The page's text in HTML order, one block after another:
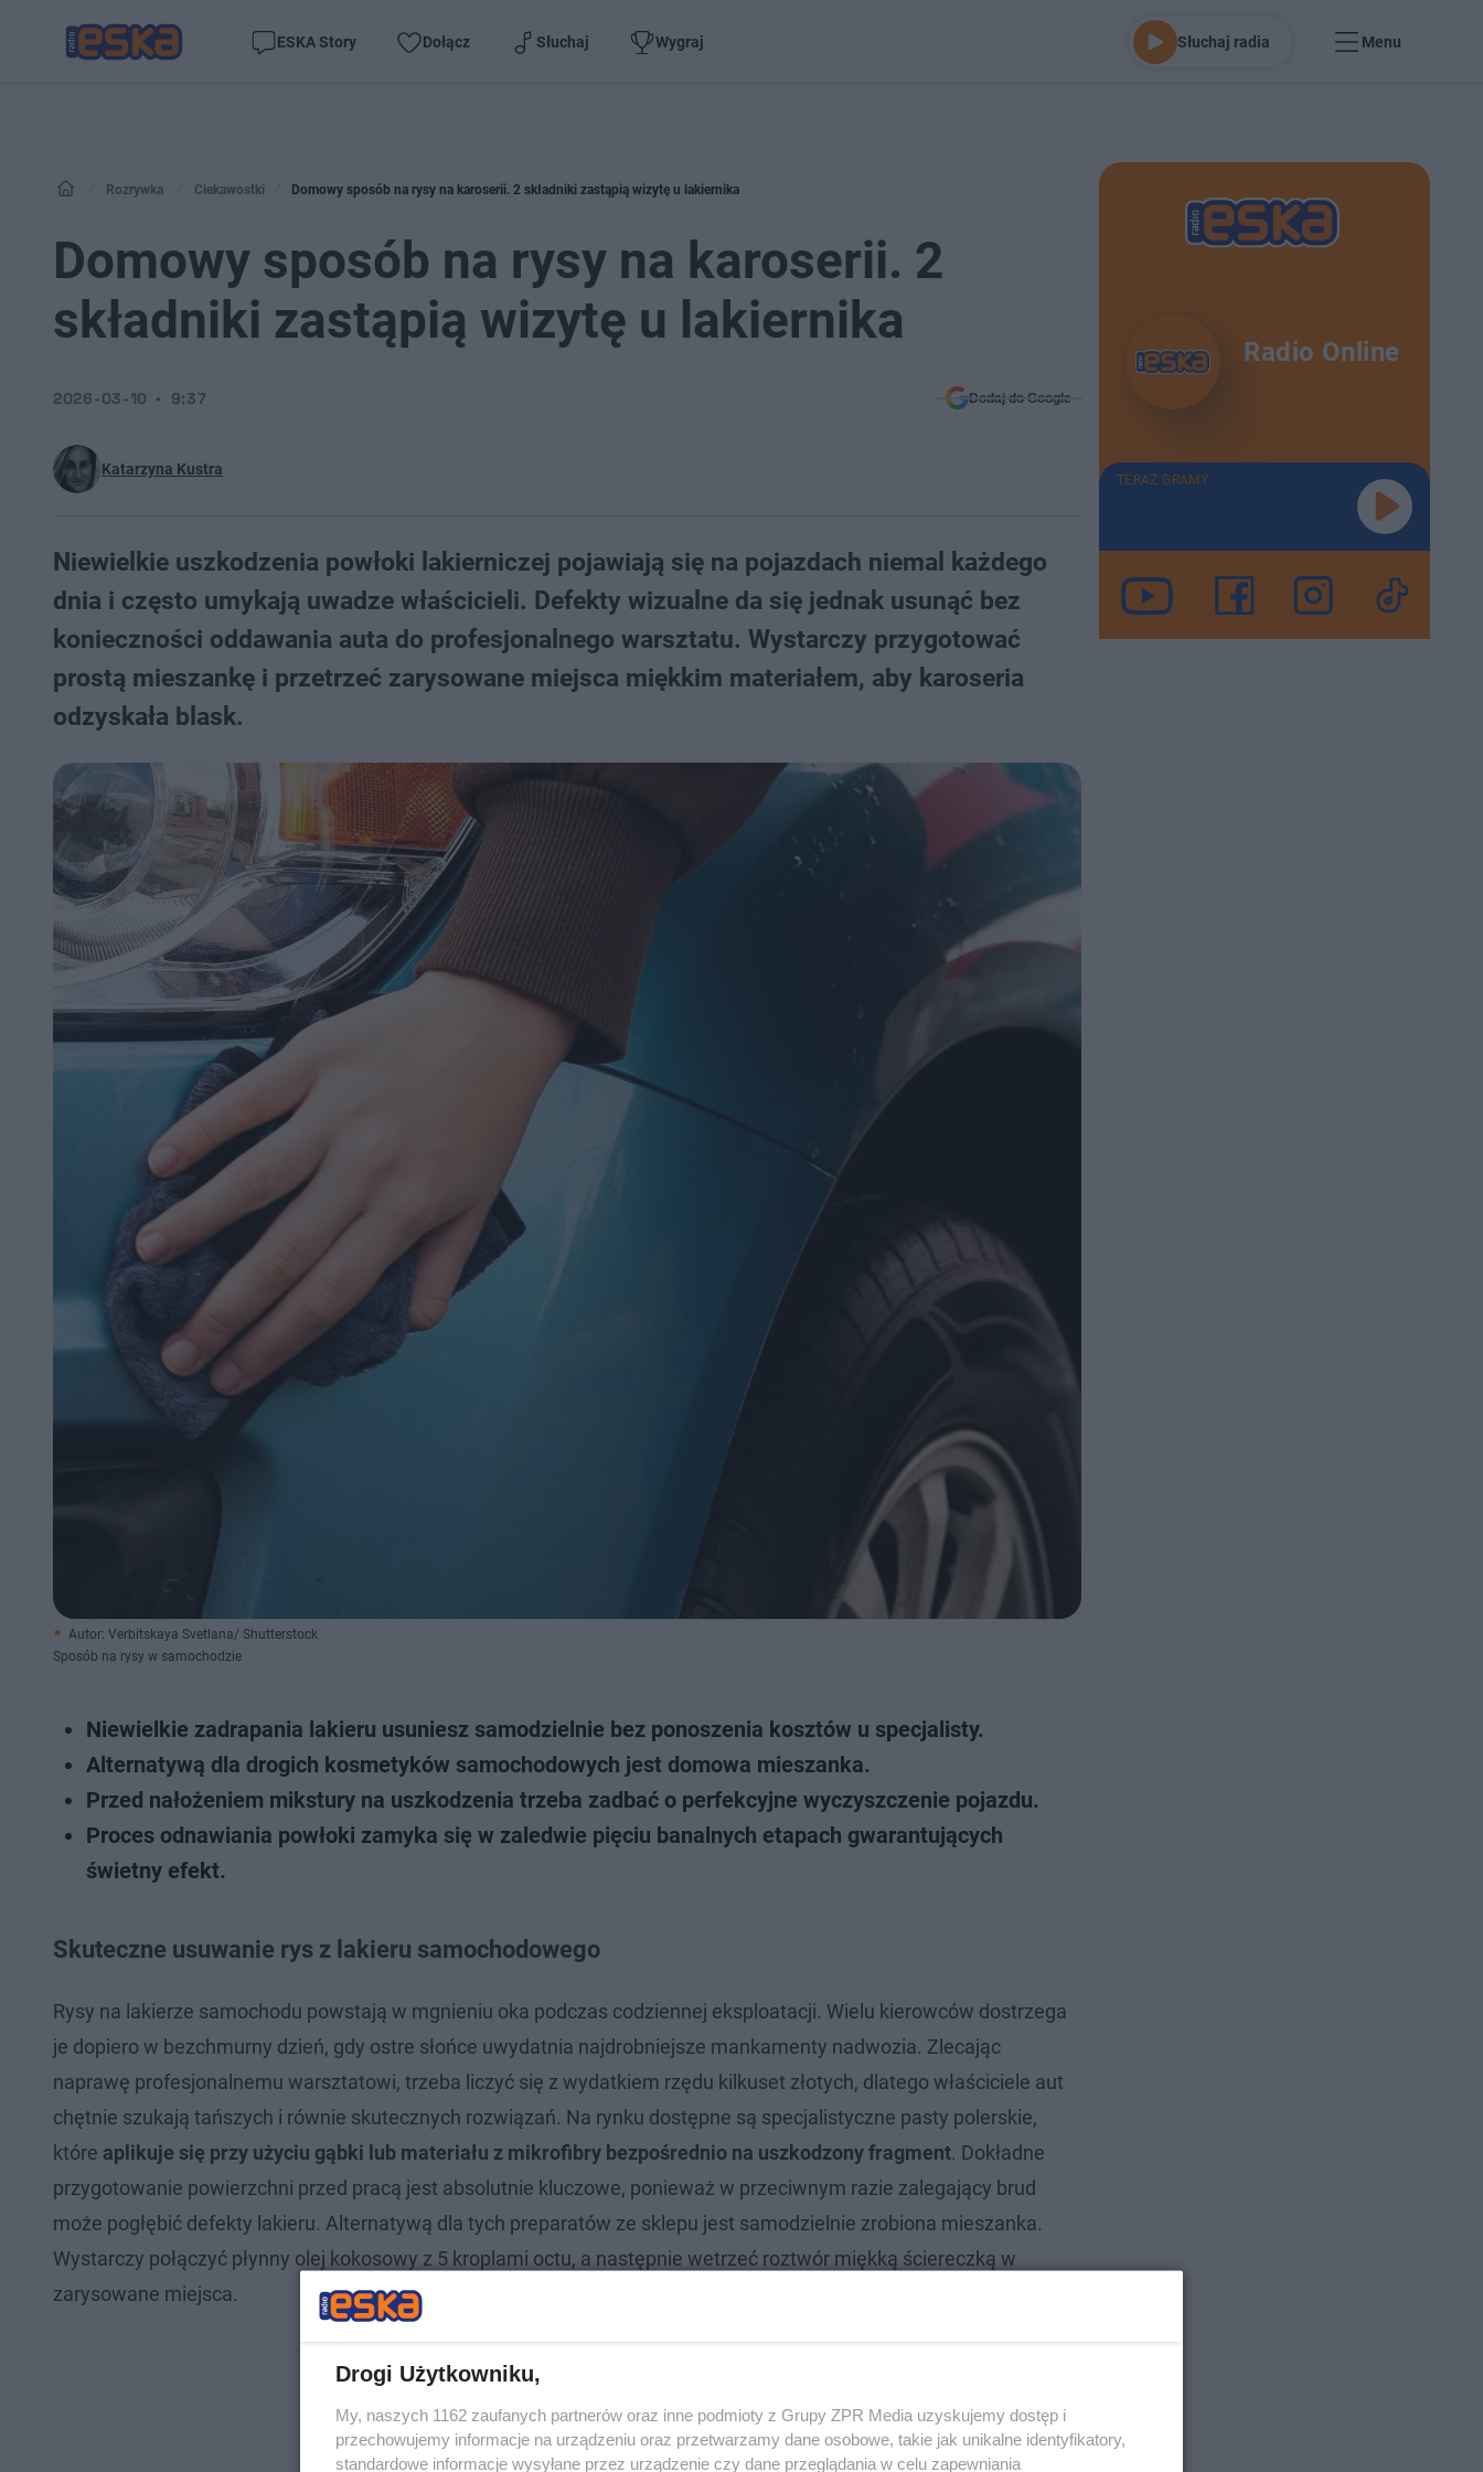
ESKA Story Dołącz Słuchaj Wygraj Słuchaj radia Menu
Rozrywka Ciekawostki Domowy sposób na rysy na karoserii. 2 składniki zastąpią wizytę u lakiernika
Domowy sposób na rysy na karoserii. 2
składniki zastąpią wizytę u lakiernika
Katarzyna Kustra
2026-03-10 9:37 Dodaj do Google
Niewielkie uszkodzenia powłoki lakierniczej pojawiają się na pojazdach niemal każdego
dnia i często umykają uwadze właścicieli. Defekty wizualne da się jednak usunąć bez
konieczności oddawania auta do profesjonalnego warsztatu. Wystarczy przygotować
prostą mieszankę i przetrzeć zarysowane miejsca miękkim materiałem, aby karoseria
odzyskała blask.
Autor: Verbitskaya Svetlana/ Shutterstock
Sposób na rysy w samochodzie
Niewielkie zadrapania lakieru usuniesz samodzielnie bez ponoszenia kosztów u specjalisty.
Alternatywą dla drogich kosmetyków samochodowych jest domowa mieszanka.
Przed nałożeniem mikstury na uszkodzenia trzeba zadbać o perfekcyjne wyczyszczenie pojazdu.
Proces odnawiania powłoki zamyka się w zaledwie pięciu banalnych etapach gwarantujących
świetny efekt.
Skuteczne usuwanie rys z lakieru samochodowego
Rysy na lakierze samochodu powstają w mgnieniu oka podczas codziennej eksploatacji. Wielu kierowców dostrzega
je dopiero w bezchmurny dzień, gdy ostre słońce uwydatnia najdrobniejsze mankamenty nadwozia. Zlecając
naprawę profesjonalnemu warsztatowi, trzeba liczyć się z wydatkiem rzędu kilkuset złotych, dlatego właściciele aut
chętnie szukają tańszych i równie skutecznych rozwiązań. Na rynku dostępne są specjalistyczne pasty polerskie,
które aplikuje się przy użyciu gąbki lub materiału z mikrofibry bezpośrednio na uszkodzony fragment. Dokładne
przygotowanie powierzchni przed pracą jest absolutnie kluczowe, ponieważ w przeciwnym razie zalegający brud
może pogłębić defekty lakieru. Alternatywą dla tych preparatów ze sklepu jest samodzielnie zrobiona mieszanka.
Wystarczy połączyć płynny olej kokosowy z 5 kroplami octu, a następnie wetrzeć roztwór miękką ściereczką w
zarysowane miejsca.
Radio Online
TERAZ GRAMY
Drogi Użytkowniku,
My, naszych 1162 zaufanych partnerów oraz inne podmioty z Grupy ZPR Media uzyskujemy dostęp i
przechowujemy informacje na urządzeniu oraz przetwarzamy dane osobowe, takie jak unikalne identyfikatory,
standardowe informacje wysyłane przez urządzenie czy dane przeglądania w celu zapewniania